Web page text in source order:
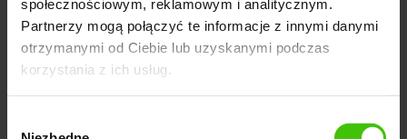
społecznościowym, reklamowym i analitycznym.
Partnerzy mogą połączyć te informacje z innymi danymi
otrzymanymi od Ciebie lub uzyskanymi podczas
korzystania z ich usług.
produktu lub zakupu dodatkowego.Jak stworzyć
stronę, która przyciągnie ponownie klienta i
zwiększy sprzedaż w sklepie?
Wykorzystaj listę swoich istniejących klientów do